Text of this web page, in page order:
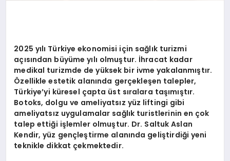
2025 yılı Türkiye ekonomisi için sağlık turizmi
açısından büyüme yılı olmuştur. İhracat kadar
medikal turizmde de yüksek bir ivme yakalanmıştır.
Özellikle estetik alanında gerçekleşen talepler,
Türkiye’yi küresel çapta üst sıralara taşımıştır.
Botoks, dolgu ve ameliyatsız yüz liftingi gibi
ameliyatsız uygulamalar sağlık turistlerinin en çok
talep ettiği işlemler olmuştur. Dr. Saltuk Aslan
Kendir, yüz gençleştirme alanında geliştirdiği yeni
teknikle dikkat çekmektedir.